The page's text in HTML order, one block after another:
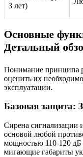
3 лет)
Основные
Детальный
Понимание принципа
оценить их
эксплуатации.
Базовая защита:
Сирена сигнализации
основой любой
мощностью 110-120
мигающие габариты